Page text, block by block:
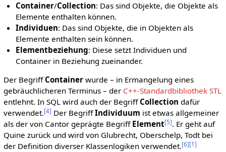
Container/Collection: Das sind Objekte, die Objekte als
Elemente enthalten können.
Individuen: Das sind Objekte, die in Objekten als
Elemente enthalten sein können.
Elementbeziehung: Diese setzt Individuen und
Container in Beziehung zueinander.
Der Begriff Containerwurde – in Ermangelung eines
gebräuchlicheren Terminus – der C++-Standardbibliothek STL
entlehnt. In SQL wird auch der Begriff Collection dafür
verwendet.[4] Der BegriffIndividuum ist etwas allgemeiner
als der von Cantor geprägte Begriff Element[5]. Er geht auf
Quine zurück und wird von Glubrecht, Oberschelp, Todt bei
der Definition diverser Klassenlogiken verwendet.[6][1 ]